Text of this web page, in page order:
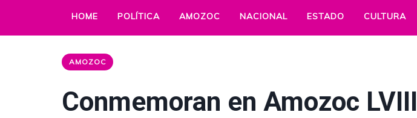
HOME POLÍTICA AMOZOC NACIONAL ESTADO CULTURA
AMOZOC
Conmemoran en Amozoc LVIII